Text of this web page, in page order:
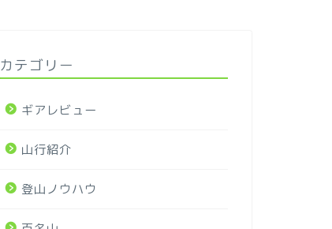
カテゴリー
ギアレビュー
山行紹介
登山ノウハウ